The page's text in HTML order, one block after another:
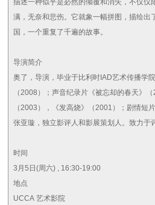
描述一种似乎是必然的倾覆和消失，不仅
满，无奈和悲伤。它就象一幅拼图，描绘
国，一个重复了千遍的故事。
导演简介
奥了，导演，毕业于比利时IAD艺术传播学
（2008）；声音纪录片《被忘却的春天》
（2003），《发高烧》（2001）；剧情短
张亚璇，独立影评人和影展策划人。致力于
时间
3月5日(周六) , 16:30-19:00
地点
UCCA 艺术影院